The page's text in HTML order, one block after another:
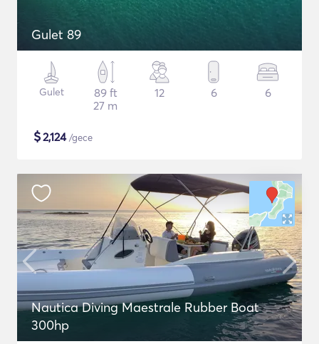
Gulet 89
Gulet
89 ft
27 m
12 6 6
$2,124/gece
Nautica Diving Maestrale Rubber Boat
300hp